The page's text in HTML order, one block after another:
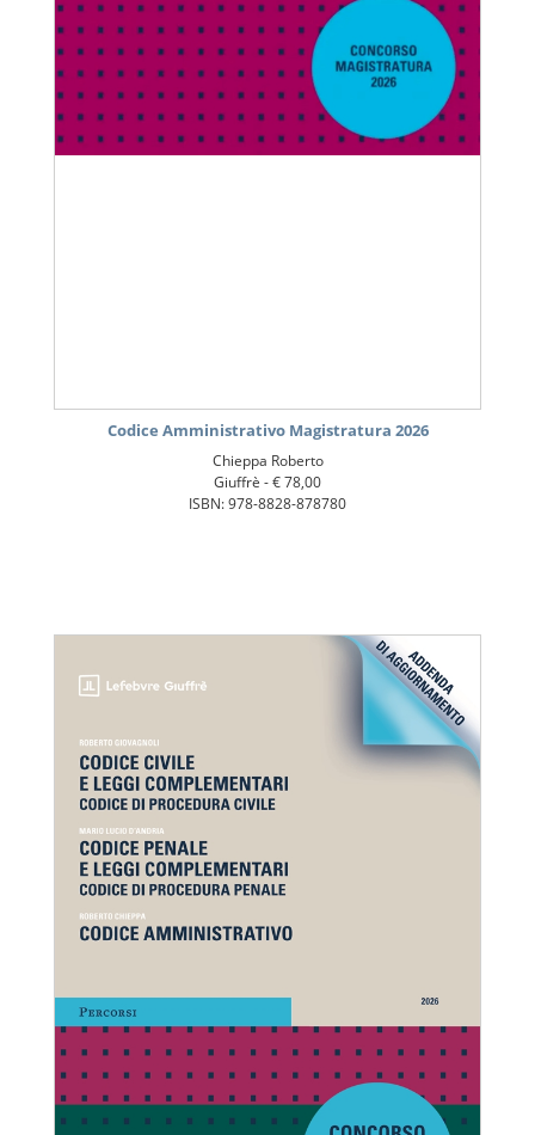
Codice Amministrativo Magistratura 2026
Chieppa Roberto
Giuffrè -€ 78,00
ISBN: 978-8828-878780